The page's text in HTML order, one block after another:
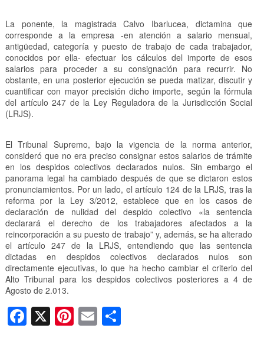
La ponente, la magistrada Calvo Ibarlucea, dictamina que
corresponde a la empresa -en atención a salario mensual,
antigüedad, categoría y puesto de trabajo de cada trabajador,
conocidos por ella- efectuar los cálculos del importe de esos
salarios para proceder a su consignación para recurrir. No
obstante, en una posterior ejecución se pueda matizar, discutir y
cuantificar con mayor precisión dicho importe, según la fórmula
del artículo 247 de la Ley Reguladora de la Jurisdicción Social
(LRJS).
El Tribunal Supremo, bajo la vigencia de la norma anterior,
consideró que no era preciso consignar estos salarios de trámite
en los despidos colectivos declarados nulos. Sin embargo el
panorama legal ha cambiado después de que se dictaron estos
pronunciamientos. Por un lado, el artículo 124 de la LRJS, tras la
reforma por la Ley 3/2012, establece que en los casos de
declaración de nulidad del despido colectivo «la sentencia
declarará el derecho de los trabajadores afectados a la
reincorporación a su puesto de trabajo” y, además, se ha alterado
el artículo 247 de la LRJS, entendiendo que las sentencia
dictadas en despidos colectivos declarados nulos son
directamente ejecutivas, lo que ha hecho cambiar el criterio del
Alto Tribunal para los despidos colectivos posteriores a 4 de
Agosto de 2.013.
F
a
X Pi
nt
E
m
C